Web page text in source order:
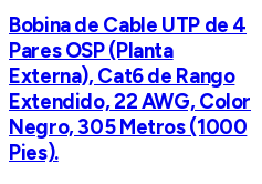
Bobina de Cable UTP de 4
Pares OSP (Planta
Externa), Cat6 de Rango
Extendido, 22 AWG, Color
Negro, 305 Metros (1000
Pies).